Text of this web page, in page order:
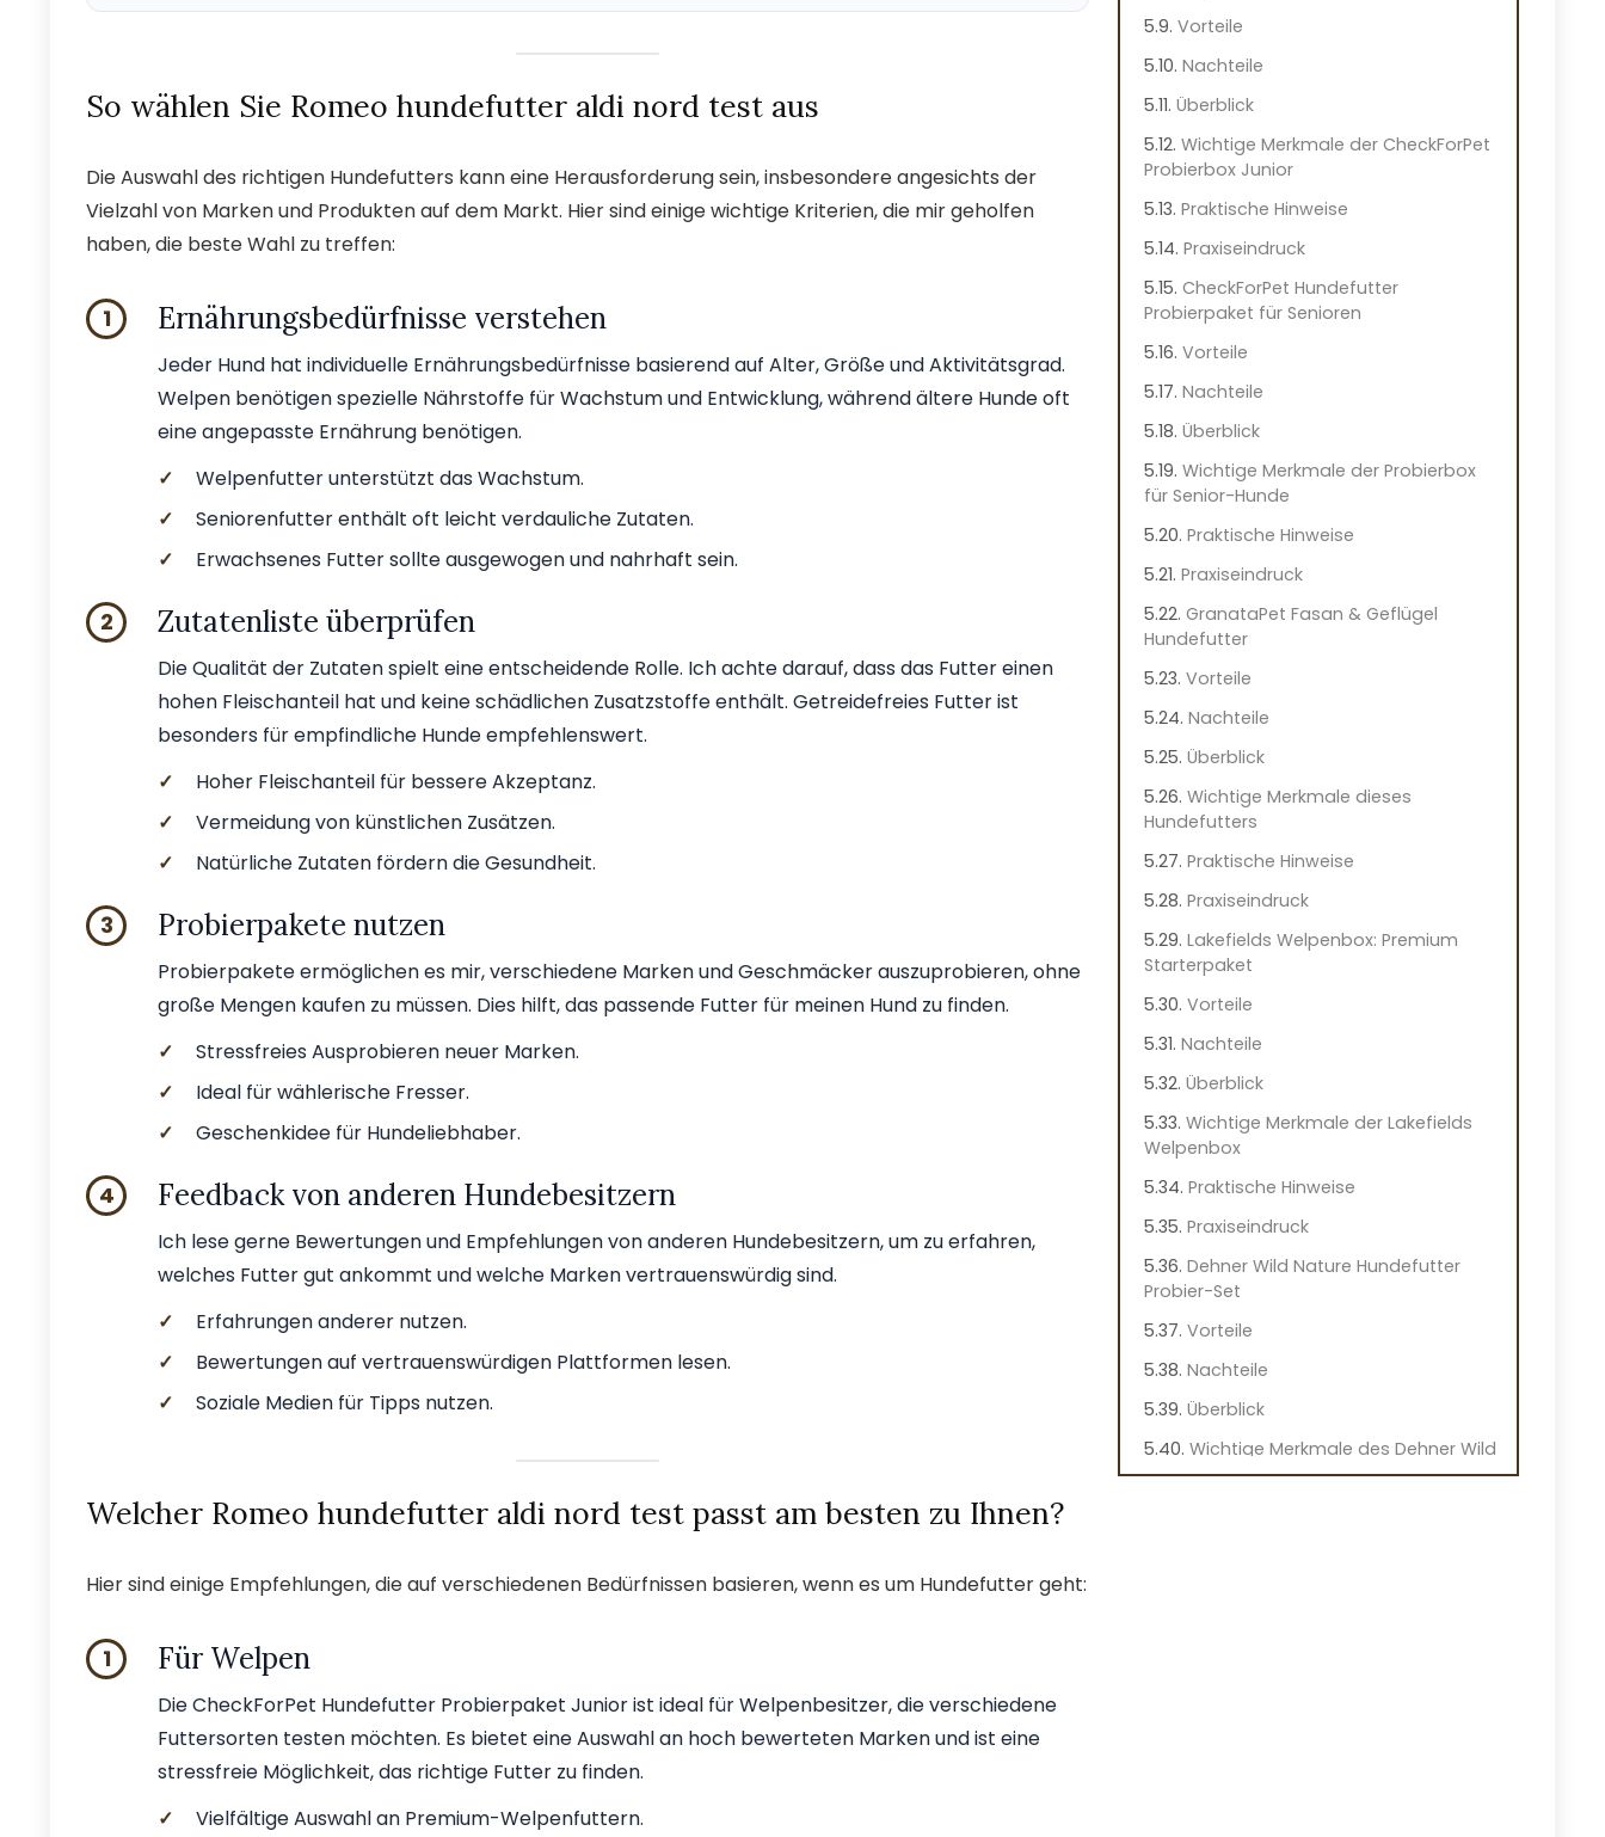
So wählen Sie Romeo hundefutter aldi nord test aus
Die Auswahl des richtigen Hundefutters kann eine Herausforderung sein, insbesondere angesichts der
Vielzahl von Marken und Produkten auf dem Markt. Hier sind einige wichtige Kriterien, die mir geholfen
haben, die beste Wahl zu treffen:
1 Ernährungsbedürfnisse verstehen
Jeder Hund hat individuelle Ernährungsbedürfnisse basierend auf Alter, Größe und Aktivitätsgrad.
Welpen benötigen spezielle Nährstoffe für Wachstum und Entwicklung, während ältere Hunde oft
eine angepasste Ernährung benötigen.
✓
Welpenfutter unterstützt das Wachstum.
✓
Seniorenfutter enthält oft leicht verdauliche Zutaten.
✓
Erwachsenes Futter sollte ausgewogen und nahrhaft sein.
2 Zutatenliste überprüfen
Die Qualität der Zutaten spielt eine entscheidende Rolle. Ich achte darauf, dass das Futter einen
hohen Fleischanteil hat und keine schädlichen Zusatzstoffe enthält. Getreidefreies Futter ist
besonders für empfindliche Hunde empfehlenswert.
✓
Hoher Fleischanteil für bessere Akzeptanz.
✓
Vermeidung von künstlichen Zusätzen.
✓
Natürliche Zutaten fördern die Gesundheit.
3 Probierpakete nutzen
Probierpakete ermöglichen es mir, verschiedene Marken und Geschmäcker auszuprobieren, ohne
große Mengen kaufen zu müssen. Dies hilft, das passende Futter für meinen Hund zu finden.
✓
Stressfreies Ausprobieren neuer Marken.
✓
Ideal für wählerische Fresser.
✓
Geschenkidee für Hundeliebhaber.
4 Feedback von anderen Hundebesitzern
Ich lese gerne Bewertungen und Empfehlungen von anderen Hundebesitzern, um zu erfahren,
welches Futter gut ankommt und welche Marken vertrauenswürdig sind.
✓
Erfahrungen anderer nutzen.
✓
Bewertungen auf vertrauenswürdigen Plattformen lesen.
✓
Soziale Medien für Tipps nutzen.
Welcher Romeo hundefutter aldi nord test passt am besten zu Ihnen?
Hier sind einige Empfehlungen, die auf verschiedenen Bedürfnissen basieren, wenn es um Hundefutter geht:
1 Für Welpen
Die CheckForPet Hundefutter Probierpaket Junior ist ideal für Welpenbesitzer, die verschiedene
Futtersorten testen möchten. Es bietet eine Auswahl an hoch bewerteten Marken und ist eine
stressfreie Möglichkeit, das richtige Futter zu finden.
✓
Vielfältige Auswahl an Premium-Welpenfuttern.
Vorteile
Nachteile
Überblick
Wichtige Merkmale der CheckForPet
Probierbox Junior
Praktische Hinweise
Praxiseindruck
CheckForPet Hundefutter
Probierpaket für Senioren
Vorteile
Nachteile
Überblick
Wichtige Merkmale der Probierbox
für Senior-Hunde
Praktische Hinweise
Praxiseindruck
GranataPet Fasan & Geflügel
Hundefutter
Vorteile
Nachteile
Überblick
Wichtige Merkmale dieses
Hundefutters
Praktische Hinweise
Praxiseindruck
Lakefields Welpenbox: Premium
Starterpaket
Vorteile
Nachteile
Überblick
Wichtige Merkmale der Lakefields
Welpenbox
Praktische Hinweise
Praxiseindruck
Dehner Wild Nature Hundefutter
Probier-Set
Vorteile
Nachteile
Überblick
Wichtige Merkmale des Dehner Wild
Nature Hundefutters